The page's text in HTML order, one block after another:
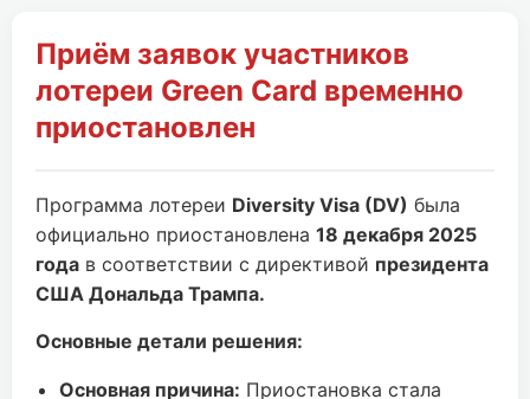
Приём заявок участников
лотереи Green Card временно
приостановлен
Программа лотереи Diversity Visa (DV) была
официально приостановлена 18 декабря 2025
года в соответствии с директивой президента
США Дональда Трампа.
Основные детали решения:
Основная причина: Приостановка стала